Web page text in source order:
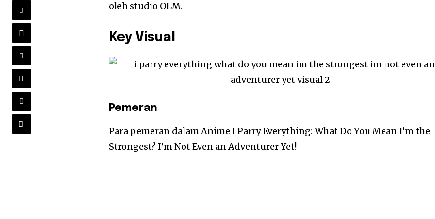
oleh studio OLM.
Key Visual
Pemeran
Para pemeran dalam Anime I Parry Everything: What Do You Mean I’m the
Strongest? I’m Not Even an Adventurer Yet!